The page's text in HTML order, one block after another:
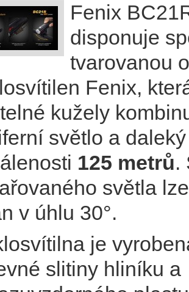
Fenix
disponuje
tvarovanou
Fenix,
kužely
světlo a
125 metrů.
světla
v úhlu 30°.
je
slitiny hliníku a